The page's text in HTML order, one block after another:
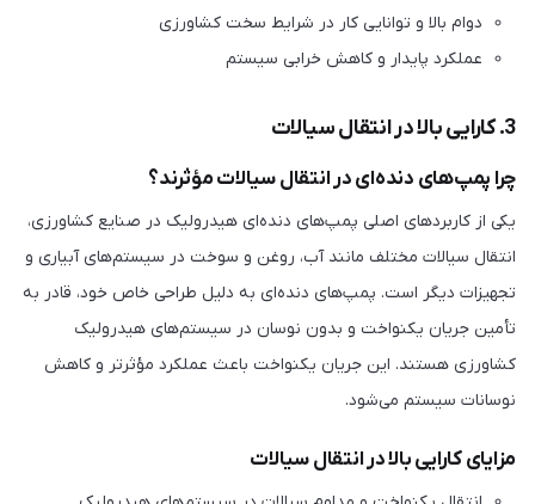
دوام بالا و توانایی کار در شرایط سخت کشاورزی
عملکرد پایدار و کاهش خرابی سیستم
3. کارایی بالا در انتقال سیالات
چرا پمپ‌های دنده‌ای در انتقال سیالات مؤثرند؟
یکی از کاربردهای اصلی پمپ‌های دنده‌ای هیدرولیک در صنایع کشاورزی،
انتقال سیالات مختلف مانند آب، روغن و سوخت در سیستم‌های آبیاری و
تجهیزات دیگر است. پمپ‌های دنده‌ای به دلیل طراحی خاص خود، قادر به
تأمین جریان یکنواخت و بدون نوسان در سیستم‌های هیدرولیک
کشاورزی هستند. این جریان یکنواخت باعث عملکرد مؤثرتر و کاهش
نوسانات سیستم می‌شود.
مزایای کارایی بالا در انتقال سیالات